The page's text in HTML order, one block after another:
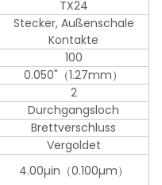
TX24
Stecker, Außenschale
Kontakte
100
0.050"（1.27mm）
2
Durchgangsloch
Brettverschluss
Vergoldet
4.00µin（0.100µm）